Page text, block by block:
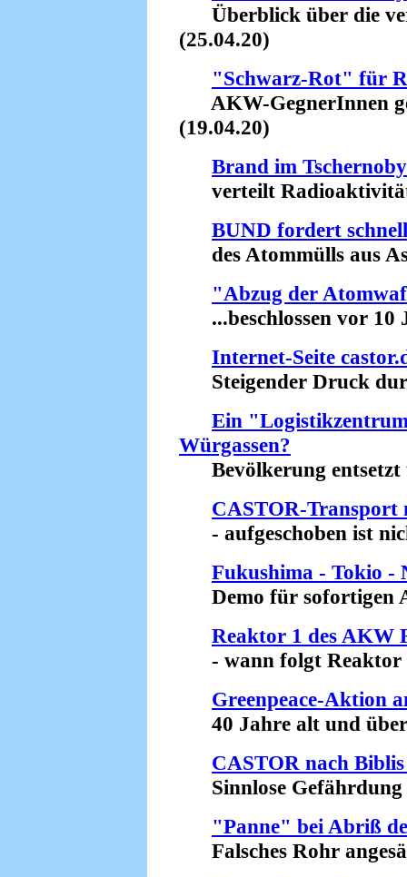
Überblick über die
(25.04.20)
"Schwarz-Rot" für
AKW-GegnerInnen
(19.04.20)
Brand im
verteilt Radioaktivität
BUND fordert
des Atommülls aus
"Abzug der
...beschlossen vor 10
Internet-Seite
Steigender Druck
Ein
Würgassen?
Bevölkerung entsetzt
CASTOR-Transport
- aufgeschoben ist
Fukushima - Tokio -
Demo für sofortigen
Reaktor 1 des AKW
- wann folgt Reaktor
Greenpeace-Aktion
40 Jahre alt und
CASTOR nach
Sinnlose Gefährdung
"Panne" bei Abriß
Falsches Rohr